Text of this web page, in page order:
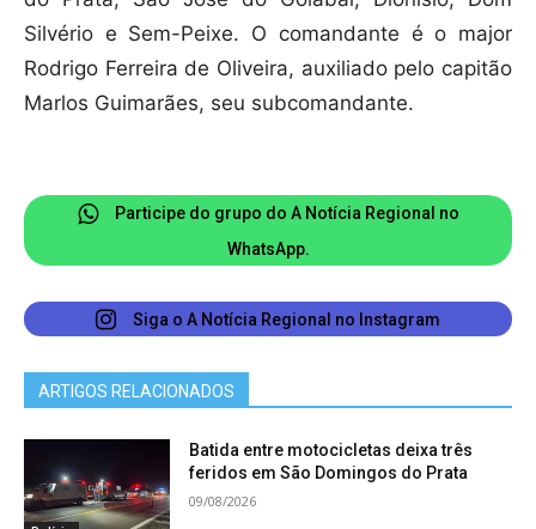
Silvério e Sem-Peixe. O comandante é o major
Rodrigo Ferreira de Oliveira, auxiliado pelo capitão
Marlos Guimarães, seu subcomandante.
Participe do grupo do A Notícia Regional no
WhatsApp.
Siga o A Notícia Regional no Instagram
ARTIGOS RELACIONADOS
Batida entre motocicletas deixa três
feridos em São Domingos do Prata
09/08/2026